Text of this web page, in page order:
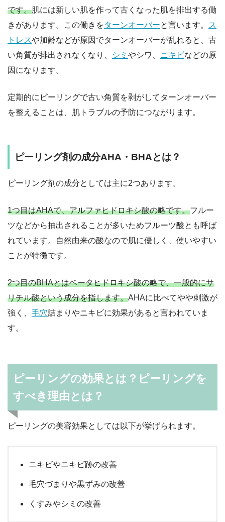
です。肌には新しい肌を作って古くなった肌を排出する働
きがあります。この働きをターンオーバーと言います。
ス
トレスや加齢などが原因でターンオーバーが乱れると、古
い角質が排出されなくなり、
シミ やシワ、 ニキビなどの原
因になります。
定期的にピーリングで古い角質を剥がしてターンオーバー
を整えることは、肌トラブルの予防につながります。
ピーリング剤の成分AHA・BHAとは？
ピーリング剤の成分としては主に2つあります。
1つ目はAHAで、アルファヒドロキシ酸の略です。フルー
ツなどから抽出されることが多いためフルーツ酸とも呼ば
れています。自然由来の酸なので肌に優しく、使いやすい
ことが特徴です。
2つ目のBHAとはベータヒドロキシ酸の略で、一般的にサ
リチル酸という成分を指します。AHAに比べてやや刺激が
強く、 毛穴詰まりやニキビに効果があると言われていま
す。
ピーリングの効果とは？ピーリングを
すべき理由とは？
ピーリングの美容効果としては以下が挙げられます。
ニキビやニキビ跡の改善
毛穴づまりや黒ずみの改善
くすみやシミの改善